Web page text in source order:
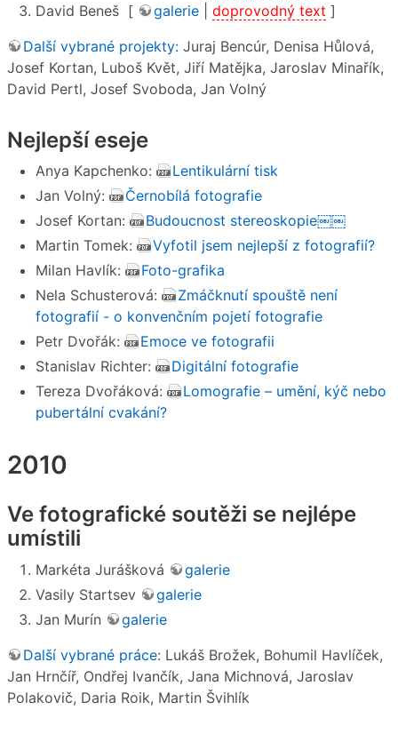
David Beneš [
galerie doprovodný text ]
Další vybrané projekty: Juraj Bencúr, Denisa Hůlová,
Josef Kortan, Luboš Květ, Jiří Matějka, Jaroslav Minařík,
David Pertl, Josef Svoboda, Jan Volný
Nejlepší eseje
Anya Kapchenko:
Lentikulární tisk
Jan Volný:
Černobílá fotografie
Josef Kortan:
Budoucnost stereoskopie￼￼
Martin Tomek:
Vyfotil jsem nejlepší z fotografií?
Milan Havlík:
Foto-grafika
Nela Schusterová:
Zmáčknutí spouště není
fotografií - o konvenčním pojetí fotografie
Petr Dvořák:
Emoce ve fotografii
Stanislav Richter:
Digitální fotografie
Tereza Dvořáková:
Lomografie – umění, kýč nebo
pubertální cvakání?
2010
Ve fotografické soutěži se nejlépe
umístili
Markéta Jurášková
galerie
Vasily Startsev
galerie
Jan Murín
galerie
Další vybrané práce: Lukáš Brožek, Bohumil Havlíček,
Jan Hrnčíř, Ondřej Ivančík, Jana Michnová, Jaroslav
Polakovič, Daria Roik, Martin Švihlík